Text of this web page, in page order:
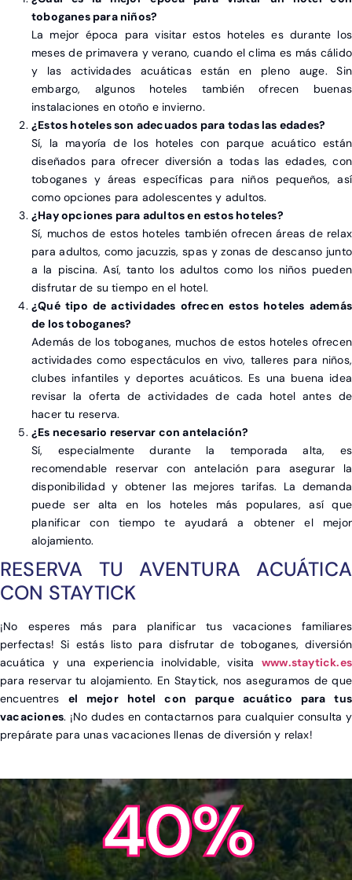
toboganes para niños?
La mejor época para visitar estos hoteles es durante los
meses de primavera y verano, cuando el clima es más cálido
y las actividades acuáticas están en pleno auge. Sin
embargo, algunos hoteles también ofrecen buenas
instalaciones en otoño e invierno.
¿Estos hoteles son adecuados para todas las edades?
Sí, la mayoría de los hoteles con parque acuático están
diseñados para ofrecer diversión a todas las edades, con
toboganes y áreas específicas para niños pequeños, así
como opciones para adolescentes y adultos.
¿Hay opciones para adultos en estos hoteles?
Sí, muchos de estos hoteles también ofrecen áreas de relax
para adultos, como jacuzzis, spas y zonas de descanso junto
a la piscina. Así, tanto los adultos como los niños pueden
disfrutar de su tiempo en el hotel.
¿Qué tipo de actividades ofrecen estos hoteles además
de los toboganes?
Además de los toboganes, muchos de estos hoteles ofrecen
actividades como espectáculos en vivo, talleres para niños,
clubes infantiles y deportes acuáticos. Es una buena idea
revisar la oferta de actividades de cada hotel antes de
hacer tu reserva.
¿Es necesario reservar con antelación?
Sí, especialmente durante la temporada alta, es
recomendable reservar con antelación para asegurar la
disponibilidad y obtener las mejores tarifas. La demanda
puede ser alta en los hoteles más populares, así que
planificar con tiempo te ayudará a obtener el mejor
alojamiento.
RESERVA TU AVENTURA ACUÁTICA
CON STAYTICK
¡No esperes más para planificar tus vacaciones familiares
perfectas! Si estás listo para disfrutar de toboganes, diversión
acuática y una experiencia inolvidable, visita www.staytick.es
para reservar tu alojamiento. En Staytick, nos aseguramos de que
encuentres el mejor hotel con parque acuático para tus
vacaciones. ¡No dudes en contactarnos para cualquier consulta y
prepárate para unas vacaciones llenas de diversión y relax!
40%